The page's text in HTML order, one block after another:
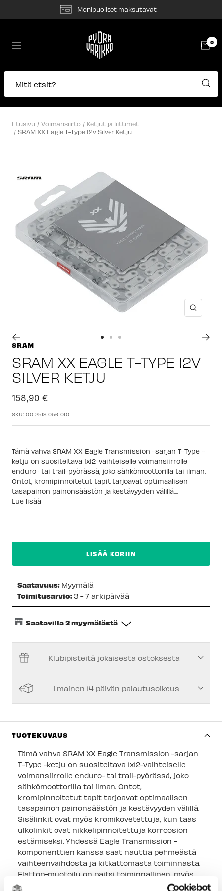
Monipuoliset maksutavat
Navigaatio
Pyörävarikko
0
Mitä etsit?
Etusivu Voimansiirto
Ketjut ja liittimet
SRAM XX Eagle T-Type 12v Silver Ketju
1
3
SRAM
SRAM XX EAGLE T-TYPE 12V
SILVER KETJU
Alennushinta
158,90 €
SKU:00 2518 056 010
Tämä vahva SRAM XX Eagle Transmission -sarjan T-Type -
ketju on suositeltava 1x12-vaihteiselle voimansiirrolle
enduro- tai trail-pyörässä, joko sähkömoottorilla tai ilman.
Ontot, kromipinnoitetut tapit tarjoavat optimaalisen
tasapainon painonsäästön ja kestävyyden välillä....
Lue lisää
LISÄÄ KORIIN
Saatavuus: Myymälä
Toimitusarvio:3 - 7 arkipäivää
Saatavilla 3 myymälästä
Keskusvarasto-Tilapäisesti loppu
Espoon Myymälä-Tilapäisesti loppu
Joensuun myymälä
Imatran myymälä-Saatavilla
Jyväskylän myymälä-Tilapäisesti loppu
Lappeenrannan myymälä-Saatavilla
Klubipisteitä jokaisesta ostoksesta
Ilmainen 14 päivän palautusoikeus
TUOTEKUVAUS
Tämä vahva SRAM XX Eagle Transmission -sarjan
T-Type -ketju on suositeltava 1x12-vaihteiselle
voimansiirrolle enduro- tai trail-pyörässä, joko
sähkömoottorilla tai ilman. Ontot,
kromipinnoitetut tapit tarjoavat optimaalisen
tasapainon painonsäästön ja kestävyyden välillä.
Sisälinkit ovat myös kromikovetettuja, kun taas
ulkolinkit ovat nikkelipinnoitettuja korroosion
estämiseksi. Yhdessä Eagle Transmission -
komponenttien kanssa saat nauttia pehmeästä
vaihteenvaihdosta ja kitkattomasta toiminnasta.
Flattop-muotoilu on paitsi toiminnallinen, myös
tyylikäs. PowerLock-liitin on PVD-pinnoitettu